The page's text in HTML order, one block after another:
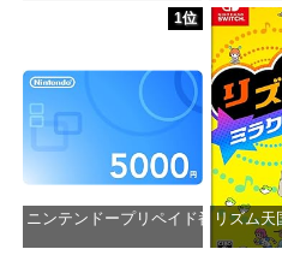
価格：¥1,650
1位
ニンテンドープリペイド番号 5000
リズム